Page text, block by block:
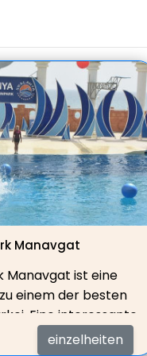
Manavgat
Manavgat ist eine
einem der besten
Eine interessante
wird, eine
einzelheiten